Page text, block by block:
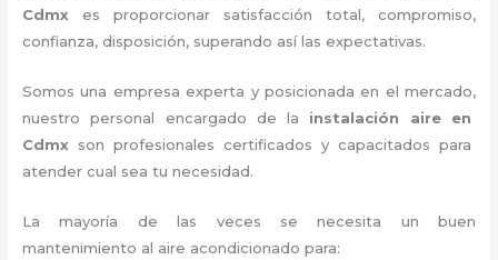
Cdmx es proporcionar satisfacción total, compromiso,
confianza, disposición, superando así las expectativas.
Somos una empresa experta y posicionada en el mercado,
nuestro personal encargado de la instalación aireen
Cdmx son profesionales certificados y capacitados para
atender cual sea tu necesidad.
La mayoría de las veces se necesita un buen
mantenimiento al aire acondicionado para: